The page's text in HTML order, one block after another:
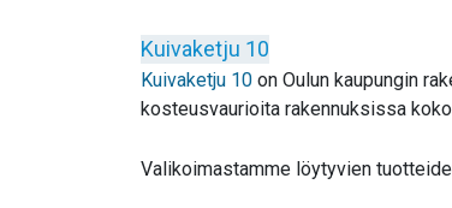
Kuivaketju 10
Kuivaketju 10 on Oulun kaupungin
kosteusvaurioita rakennuksissa
Valikoimastamme löytyvien